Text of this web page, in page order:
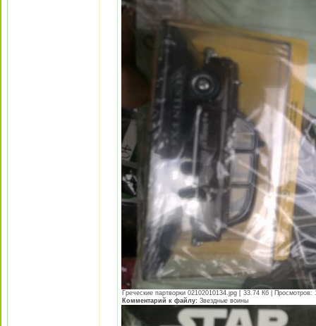
Греческие партворки 02102010134.jpg [ 33.74 Кб | Просмотров:
Комментарий к файлу: Звездные воины